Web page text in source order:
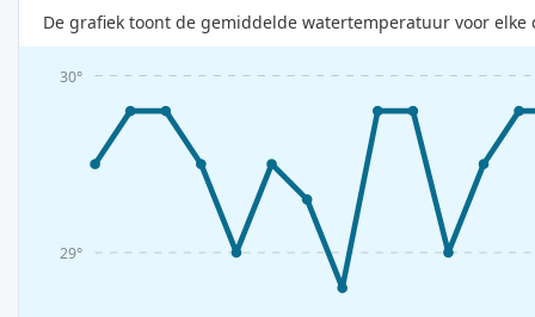
De grafiek toont de gemiddelde watertemperatuur voor
29°
30°